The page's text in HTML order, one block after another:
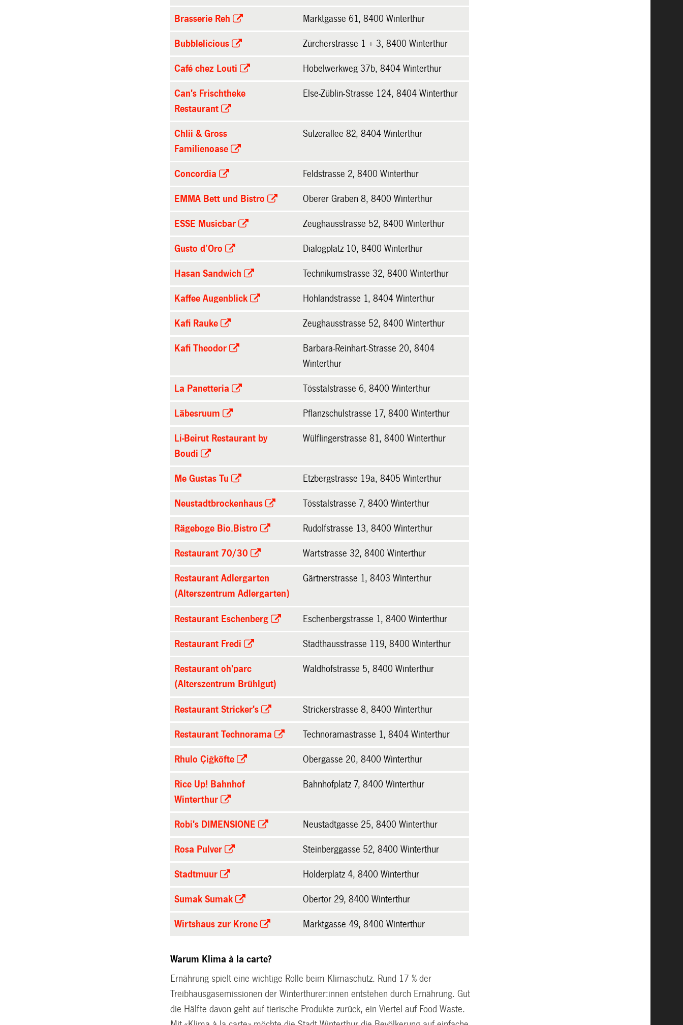
Brasserie Reh Marktgasse 61, 8400 Winterthur
Bubblelicious Zürcherstrasse 1 + 3, 8400 Winterthur
Café chez Louti Hobelwerkweg 37b, 8404 Winterthur
Can's Frischtheke
Restaurant
Else-Züblin-Strasse 124, 8404 Winterthur
Chlii & Gross
Familienoase
Sulzerallee 82, 8404 Winterthur
Concordia Feldstrasse 2, 8400 Winterthur
EMMA Bett und Bistro Oberer Graben 8, 8400 Winterthur
ESSE Musicbar Zeughausstrasse 52, 8400 Winterthur
Gusto d’Oro Dialogplatz 10, 8400 Winterthur
Hasan Sandwich Technikumstrasse 32, 8400 Winterthur
Kaffee Augenblick Hohlandstrasse 1, 8404 Winterthur
Kafi Rauke Zeughausstrasse 52, 8400 Winterthur
Kafi Theodor
Barbara-Reinhart-Strasse 20, 8404
Winterthur
La Panetteria Tösstalstrasse 6, 8400 Winterthur
Läbesruum Pflanzschulstrasse 17, 8400 Winterthur
Li-Beirut Restaurant by
Boudi
Wülflingerstrasse 81, 8400 Winterthur
Me Gustas Tu Etzbergstrasse 19a, 8405 Winterthur
Neustadtbrockenhaus Tösstalstrasse 7, 8400 Winterthur
Rägeboge Bio.Bistro Rudolfstrasse 13, 8400 Winterthur
Restaurant 70/30 Wartstrasse 32, 8400 Winterthur
Restaurant Adlergarten
(Alterszentrum Adlergarten)
Gärtnerstrasse 1, 8403 Winterthur
Restaurant Eschenberg Eschenbergstrasse 1, 8400 Winterthur
Restaurant Fredi Stadthausstrasse 119, 8400 Winterthur
Restaurant oh'parc
(Alterszentrum Brühlgut)
Waldhofstrasse 5, 8400 Winterthur
Restaurant Stricker's Strickerstrasse 8, 8400 Winterthur
Restaurant Technorama Technoramastrasse 1, 8404 Winterthur
Rhulo Çiğköfte Obergasse 20, 8400 Winterthur
Rice Up! Bahnhof
Winterthur
Bahnhofplatz 7, 8400 Winterthur
Robi's DIMENSIONE Neustadtgasse 25, 8400 Winterthur
Rosa Pulver Steinberggasse 52, 8400 Winterthur
Stadtmuur Holderplatz 4, 8400 Winterthur
Sumak Sumak Obertor 29, 8400 Winterthur
Wirtshaus zur Krone Marktgasse 49, 8400 Winterthur
Warum Klima à la carte?
Ernährung spielt eine wichtige Rolle beim Klimaschutz. Rund 17 % der
Treibhausgasemissionen der Winterthurer:innen entstehen durch Ernährung. Gut
die Hälfte davon geht auf tierische Produkte zurück, ein Viertel auf Food Waste.